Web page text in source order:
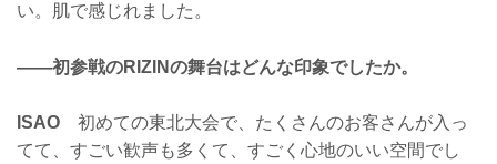
い。肌で感じれました。
——初参戦のRIZINの舞台はどんな印象でしたか。
ISAO 初めての東北大会で、たくさんのお客さんが入っ
てて、すごい歓声も多くて、すごく心地のいい空間でし